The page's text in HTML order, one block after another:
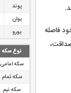
فاصله
پوند
یوان
یورو
نوع سکه
سکه امامی
سکه تمام
سکه نیم